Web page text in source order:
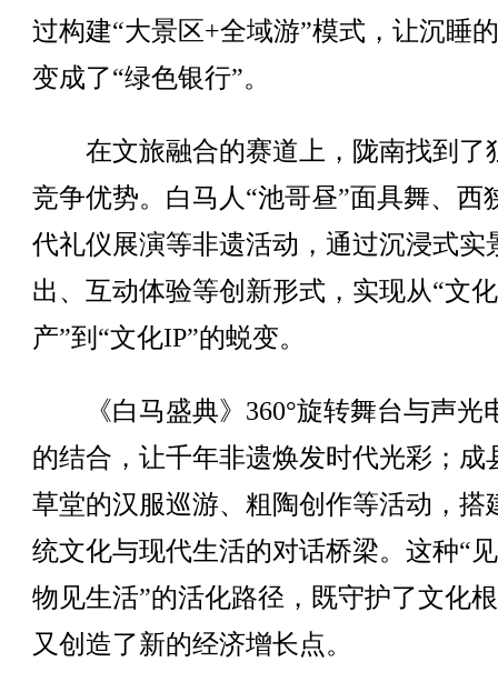
过构建“大景区+全域游”模式，让沉睡
变成了“绿色银行”。
在文旅融合的赛道上，陇南找到了
竞争优势。白马人“池哥昼”面具舞、西
代礼仪展演等非遗活动，通过沉浸式实
出、互动体验等创新形式，实现从“文
产”到“文化IP”的蜕变。
《白马盛典》360°旋转舞台与声光
的结合，让千年非遗焕发时代光彩；成
草堂的汉服巡游、粗陶创作等活动，搭
统文化与现代生活的对话桥梁。这种“
物见生活”的活化路径，既守护了文化
又创造了新的经济增长点。